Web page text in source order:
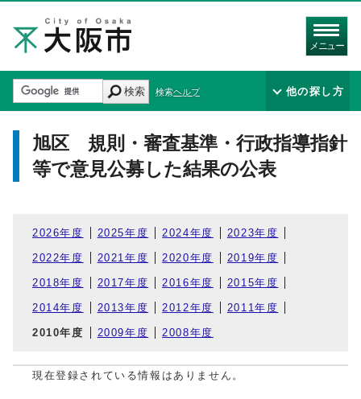
メニュー
検索 検索ヘルプ 他の探し方
旭区 規則・審査基準・行政指導指針
等で意見公募した結果の公表
2026年度 2025年度 2024年度 2023年度
2022年度 2021年度 2020年度 2019年度
2018年度 2017年度 2016年度 2015年度
2014年度 2013年度 2012年度 2011年度
2010年度 2009年度 2008年度
現在登録されている情報はありません。